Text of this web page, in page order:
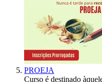
PROEJA
Curso é destinado